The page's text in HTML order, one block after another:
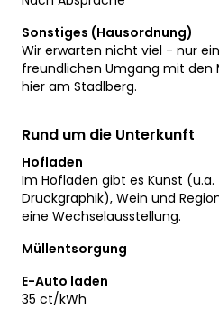
Sonstiges (Hausordnung)
Wir erwarten nicht viel - nur
freundlichen Umgang mit den
hier am Stadlberg.
Rund um die Unterkunft
Hofladen
Im Hofladen gibt es Kunst
Druckgraphik), Wein und
eine Wechselausstellung.
Müllentsorgung
E-Auto laden
35 ct/kWh